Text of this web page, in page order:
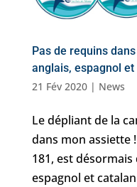
Pas de requins
anglais, espagnol et
21 Fév 2020| News
Le dépliant de la
dans mon assiette
181, est
espagnol et